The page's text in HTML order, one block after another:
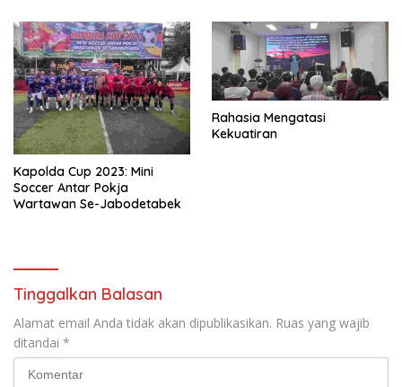
Kapolda Cup 2023: Mini
Soccer Antar Pokja
Wartawan Se-Jabodetabek
Rahasia Mengatasi
Kekuatiran
Tinggalkan Balasan
Alamat email Anda tidak akan dipublikasikan. Ruas yang wajib
ditandai *